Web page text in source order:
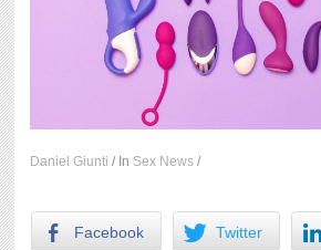
Daniel Giunti / In Sex News /
Facebook Twitter